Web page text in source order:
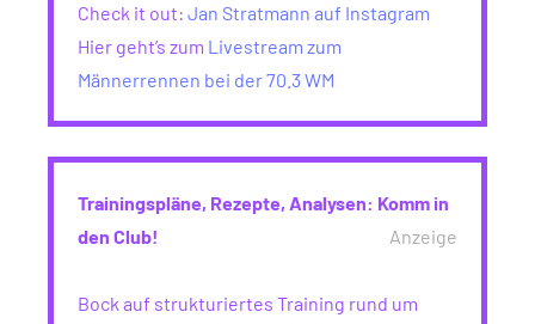
Check it out: Jan Stratmann auf Instagram
Hier geht’s zum Livestream zum
Männerrennen bei der 70.3 WM
Trainingspläne, Rezepte, Analysen: Komm in
den Club!
Anzeige
Bock auf strukturiertes Training rund um